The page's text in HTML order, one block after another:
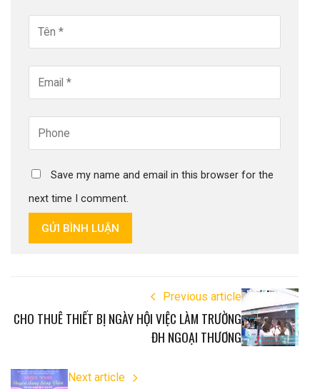
Save my name and email in this browser for the
next time I comment.
GỬI BÌNH LUẬN
Previous article
CHO THUÊ THIẾT BỊ NGÀY HỘI VIỆC LÀM TRƯỜNG
ĐH NGOẠI THƯƠNG
Next article